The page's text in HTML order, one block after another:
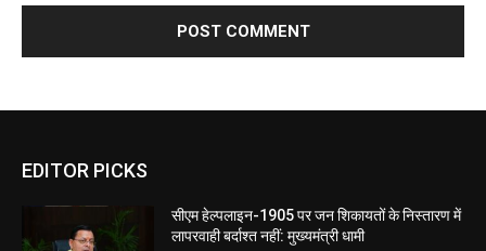
EDITOR PICKS
सीएम हेल्पलाइन-1905 पर जन शिकायतों के निस्तारण में
लापरवाही बर्दाश्त नहीं: मुख्यमंत्री धामी